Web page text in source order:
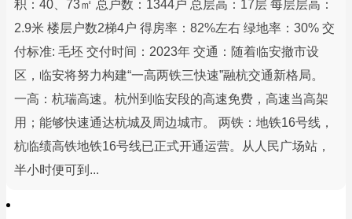
积：40、73㎡ 总户数：1344户 总层高：17层 每层层高：
2.9米 楼层户数2梯4户 得房率：82%左右 绿地率：30% 交
付标准: 毛坯 交付时间：2023年 交通：随着临安撤市设
区，临安将努力构建“一高两铁三快速”融杭交通新格局。
一高：杭瑞高速。杭州到临安段的高速免费，高速当高架
用；能够快速通达杭城及周边城市。 两铁：地铁16号线，
杭临绩高铁地铁16号线已正式开通运营。从人民广场站，
半小时便可到...